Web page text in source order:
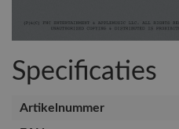
Specificaties
Artikelnummer